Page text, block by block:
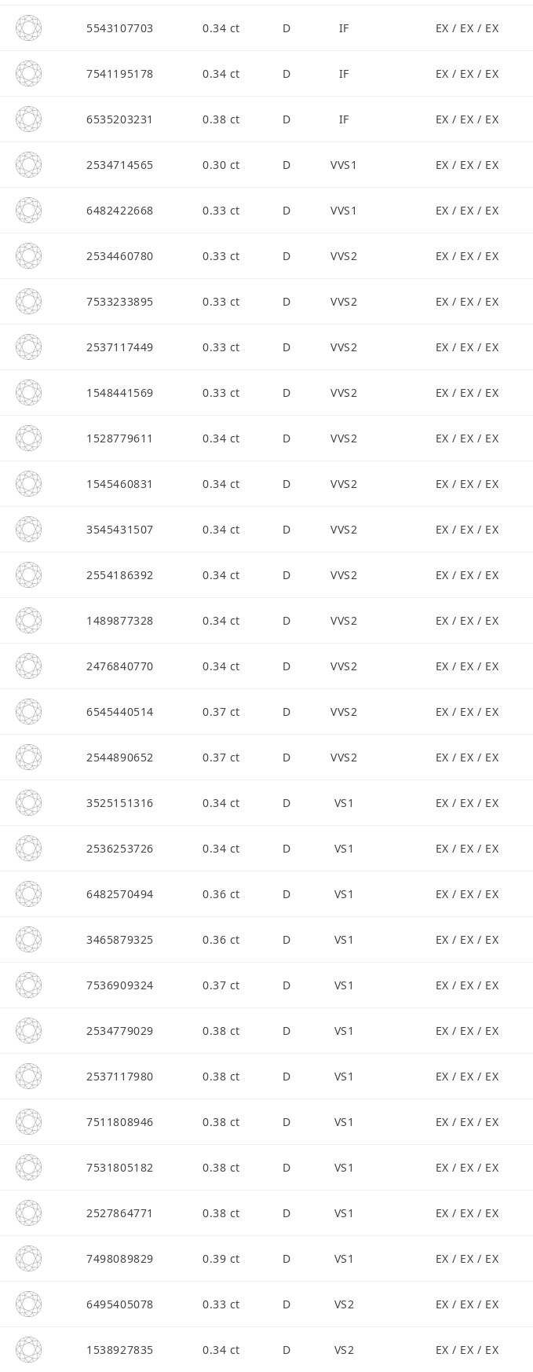
5543107703 0.34 ct D IF EX / EX / EX
7541195178 0.34 ct D IF EX / EX / EX
6535203231 0.38 ct D IF EX / EX / EX
2534714565 0.30 ct D VVS1 EX / EX / EX
6482422668 0.33 ct D VVS1 EX / EX / EX
2534460780 0.33 ct D VVS2 EX / EX / EX
7533233895 0.33 ct D VVS2 EX / EX / EX
2537117449 0.33 ct D VVS2 EX / EX / EX
1548441569 0.33 ct D VVS2 EX / EX / EX
1528779611 0.34 ct D VVS2 EX / EX / EX
1545460831 0.34 ct D VVS2 EX / EX / EX
3545431507 0.34 ct D VVS2 EX / EX / EX
2554186392 0.34 ct D VVS2 EX / EX / EX
1489877328 0.34 ct D VVS2 EX / EX / EX
2476840770 0.34 ct D VVS2 EX / EX / EX
6545440514 0.37 ct D VVS2 EX / EX / EX
2544890652 0.37 ct D VVS2 EX / EX / EX
3525151316 0.34 ct D VS1 EX / EX / EX
2536253726 0.34 ct D VS1 EX / EX / EX
6482570494 0.36 ct D VS1 EX / EX / EX
3465879325 0.36 ct D VS1 EX / EX / EX
7536909324 0.37 ct D VS1 EX / EX / EX
2534779029 0.38 ct D VS1 EX / EX / EX
2537117980 0.38 ct D VS1 EX / EX / EX
7511808946 0.38 ct D VS1 EX / EX / EX
7531805182 0.38 ct D VS1 EX / EX / EX
2527864771 0.38 ct D VS1 EX / EX / EX
7498089829 0.39 ct D VS1 EX / EX / EX
6495405078 0.33 ct D VS2 EX / EX / EX
1538927835 0.34 ct D VS2 EX / EX / EX